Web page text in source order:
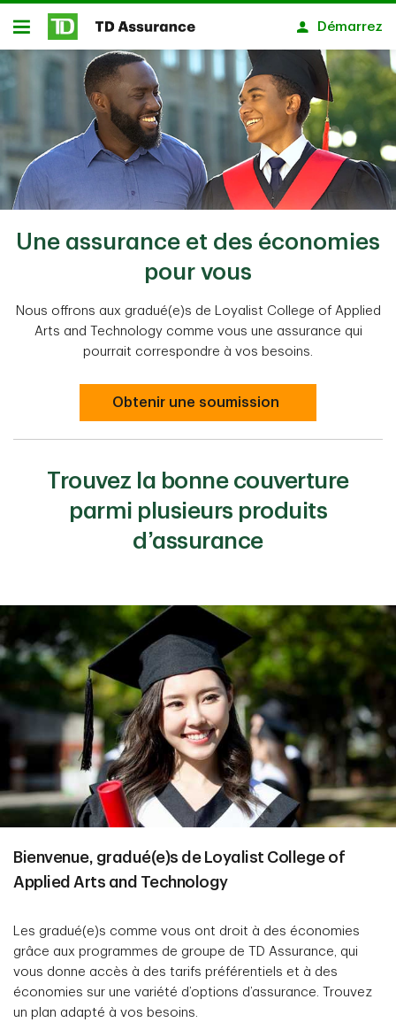
Passer au contenu principal
Ouvert
Démarrez
Une assurance et des économies
pour vous
Nous offrons aux gradué(e)s de Loyalist College of Applied
Arts and Technology comme vous une assurance qui
pourrait correspondre à vos besoins.
Obtenir une soumission
Trouvez la bonne couverture
parmi plusieurs produits
d’assurance
Bienvenue, gradué(e)s de Loyalist College of
Applied Arts and Technology
Les gradué(e)s comme vous ont droit à des économies
grâce aux programmes de groupe de TD Assurance, qui
vous donne accès à des tarifs préférentiels et à des
économies sur une variété d’options d’assurance. Trouvez
un plan adapté à vos besoins.